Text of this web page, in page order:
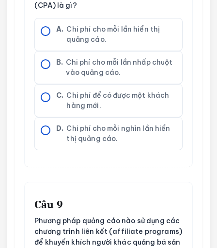
(CPA) là gì?
A. Chi phí cho mỗi lần hiển thị
quảng cáo.
B. Chi phí cho mỗi lần nhấp chuột
vào quảng cáo.
C. Chi phí để có được một khách
hàng mới.
D. Chi phí cho mỗi nghìn lần hiển
thị quảng cáo.
Câu 9
Phương pháp quảng cáo nào sử dụng các
chương trình liên kết (affiliate programs)
để khuyến khích người khác quảng bá sản